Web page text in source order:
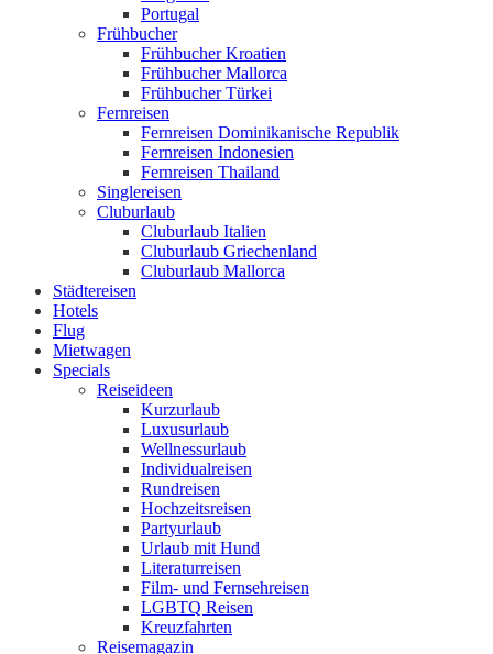
Portugal
Frühbucher
Frühbucher Kroatien
Frühbucher Mallorca
Frühbucher Türkei
Fernreisen
Fernreisen Dominikanische Republik
Fernreisen Indonesien
Fernreisen Thailand
Singlereisen
Cluburlaub
Cluburlaub Italien
Cluburlaub Griechenland
Cluburlaub Mallorca
Städtereisen
Hotels
Flug
Mietwagen
Specials
Reiseideen
Kurzurlaub
Luxusurlaub
Wellnessurlaub
Individualreisen
Rundreisen
Hochzeitsreisen
Partyurlaub
Urlaub mit Hund
Literaturreisen
Film- und Fernsehreisen
LGBTQ Reisen
Kreuzfahrten
Reisemagazin